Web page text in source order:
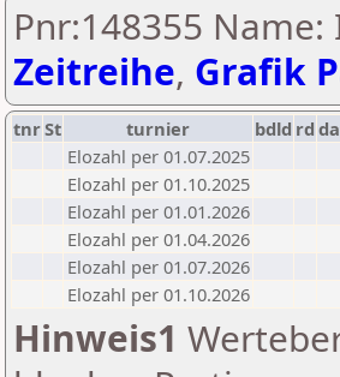
Pnr:148355
Zeitreihe, Grafik
tnrSt turnier bdld rd
Elozahl per 01.07.2025
Elozahl per 01.10.2025
Elozahl per 01.01.2026
Elozahl per 01.04.2026
Elozahl per 01.07.2026
Elozahl per 01.10.2026
Hinweis1